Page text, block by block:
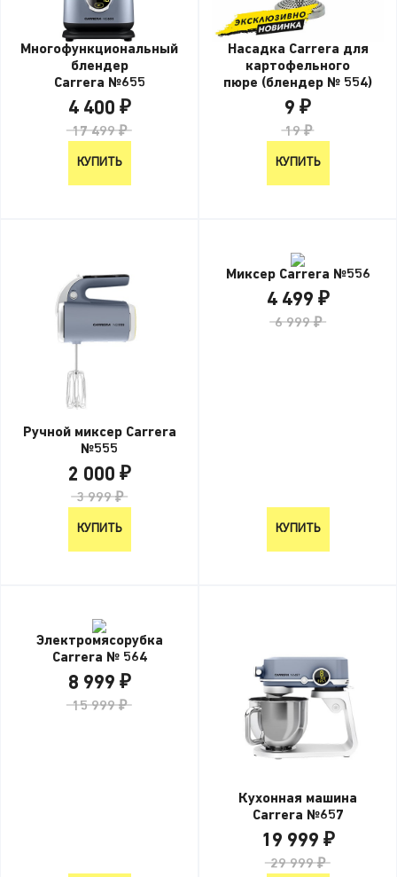
Многофункциональный
блендер
Carrera №655
4 400 ₽
17 499 ₽
КУПИТЬ
Насадка Carrera для
картофельного
пюре (блендер № 554)
9 ₽
19 ₽
КУПИТЬ
Ручной миксер Carrera
№555
2 000 ₽
3 999 ₽
КУПИТЬ
Миксер Carrera №556
4 499 ₽
6 999 ₽
КУПИТЬ
Электромясорубка
Carrera № 564
8 999 ₽
15 999 ₽
Кухонная машина
Carrera №657
19 999 ₽
29 999 ₽